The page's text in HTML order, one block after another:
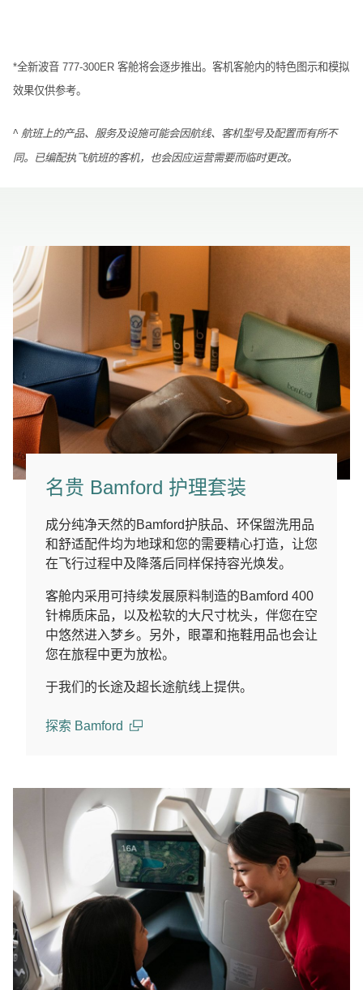
*全新波音 777-300ER 客舱将会逐步推出。客机客舱内的特色图示和模拟
效果仅供参考。
^ 航班上的产品、服务及设施可能会因航线、客机型号及配置而有所不
同。已编配执飞航班的客机，也会因应运营需要而临时更改。
名贵 Bamford 护理套装
成分纯净天然的Bamford护肤品、环保盥洗用品
和舒适配件均为地球和您的需要精心打造，让您
在飞行过程中及降落后同样保持容光焕发。
客舱内采用可持续发展原料制造的Bamford 400
针棉质床品，以及松软的大尺寸枕头，伴您在空
中悠然进入梦乡。另外，眼罩和拖鞋用品也会让
您在旅程中更为放松。
于我们的长途及超长途航线上提供。
探索 Bamford